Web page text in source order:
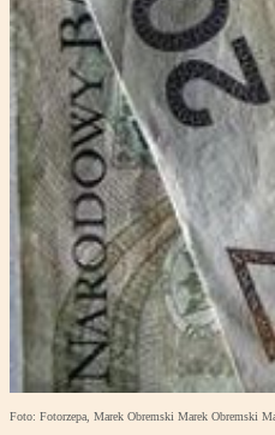
Foto: Fotorzepa, Marek Obremski Marek Obremski